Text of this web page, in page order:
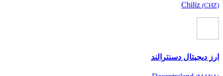
Chiliz (CHZ)
ارز دیجیتال دسنترالند